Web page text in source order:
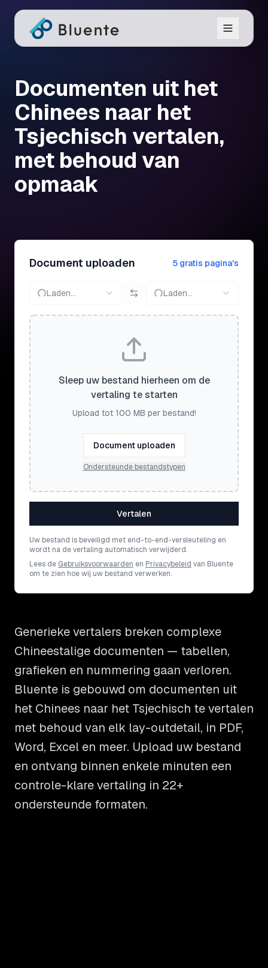
Documenten uit het
Chinees naar het
Tsjechisch vertalen,
met behoud van
opmaak
Document uploaden 5 gratis pagina's
Laden... Laden...
Sleep uw bestand hierheen om de
vertaling te starten
Upload tot 100 MB per bestand!
Document uploaden
Ondersteunde bestandstypen
Vertalen
Uw bestand is beveiligd met end-to-end-versleuteling en
wordt na de vertaling automatisch verwijderd.
Lees de Gebruiksvoorwaarden en Privacybeleid van Bluente
om te zien hoe wij uw bestand verwerken.
Generieke vertalers breken complexe
Chineestalige documenten — tabellen,
grafieken en nummering gaan verloren.
Bluente is gebouwd om documenten uit
het Chinees naar het Tsjechisch te vertalen
met behoud van elk lay-outdetail, in PDF,
Word, Excel en meer. Upload uw bestand
en ontvang binnen enkele minuten een
controle-klare vertaling in 22+
ondersteunde formaten.